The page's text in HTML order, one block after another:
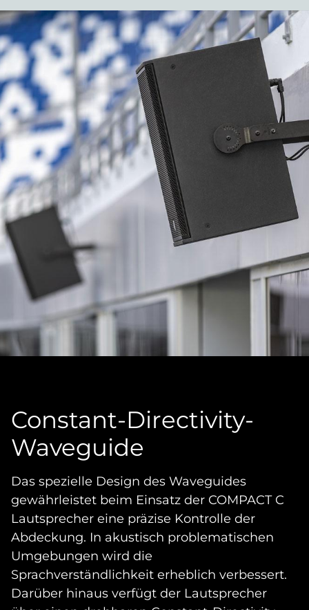
Constant-Directivity-
Waveguide
Das spezielle Design des Waveguides
gewährleistet beim Einsatz der COMPACT C
Lautsprecher eine präzise Kontrolle der
Abdeckung. In akustisch problematischen
Umgebungen wird die
Sprachverständlichkeit erheblich verbessert.
Darüber hinaus verfügt der Lautsprecher